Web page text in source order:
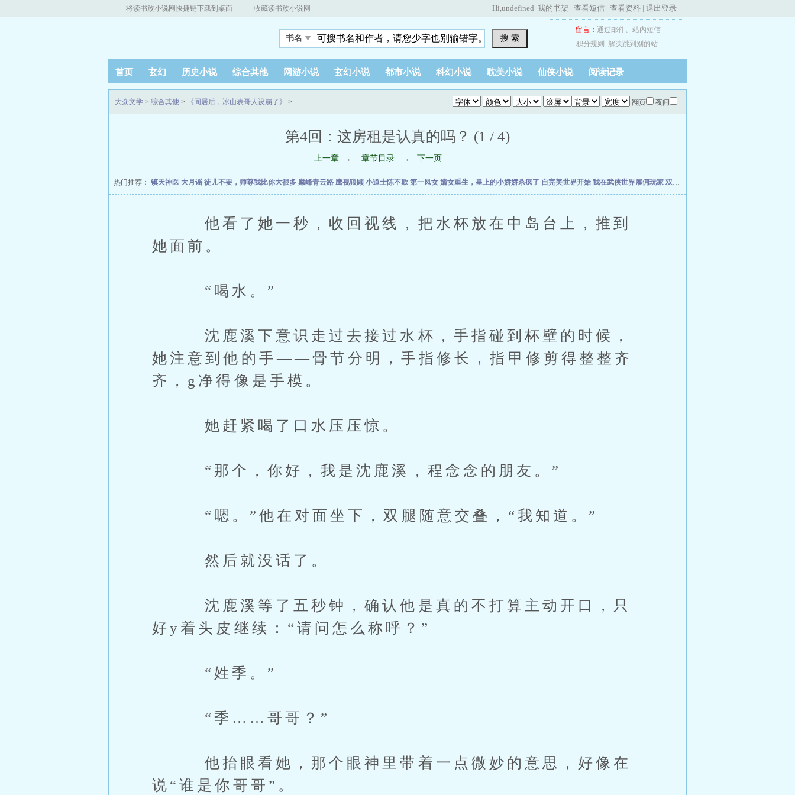
将读书族小说网快捷键下载到桌面 收藏读书族小说网 Hi,undefined 我的书架 | 查看短信 | 查看资料 | 退出登录
书名 搜 索
留言： 通过邮件、 站内短信
积分规则
解决跳到别的站
首页 玄幻 历史小说 综合其他 网游小说 玄幻小说 都市小说 科幻小说 耽美小说 仙侠小说 阅读记录
翻页 夜间
大众文学 > 综合其他 > 《同居后，冰山表哥人设崩了》 >
第4回：这房租是认真的吗？ (1 / 4)
上一章 ← 章节目录 → 下一页
热门推荐： 镇天神医 大月谣 徒儿不要，师尊我比你大很多 巅峰青云路 鹰视狼顾 小道士陈不欺 第一凤女 嫡女重生，皇上的小娇娇杀疯了 自完美世界开始 我在武侠世界雇佣玩家 双穿，从当个倒爷开始
他看了她一秒，收回视线，把水杯放在中岛台上，推到
她面前。
“喝水。”
沈鹿溪下意识走过去接过水杯，手指碰到杯壁的时候，
她注意到他的手——骨节分明，手指修长，指甲修剪得整整齐
齐，g净得像是手模。
她赶紧喝了口水压压惊。
“那个，你好，我是沈鹿溪，程念念的朋友。”
“嗯。”他在对面坐下，双腿随意交叠，“我知道。”
然后就没话了。
沈鹿溪等了五秒钟，确认他是真的不打算主动开口，只
好y着头皮继续：“请问怎么称呼？”
“姓季。”
“季……哥哥？”
他抬眼看她，那个眼神里带着一点微妙的意思，好像在
说“谁是你哥哥”。